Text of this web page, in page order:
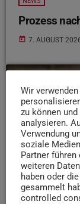
Prozess
today 7. AUGUST
Wir
zu können
analysieren.
Verwendung
soziale
Partner
weiteren
haben oder
gesammelt
controlled